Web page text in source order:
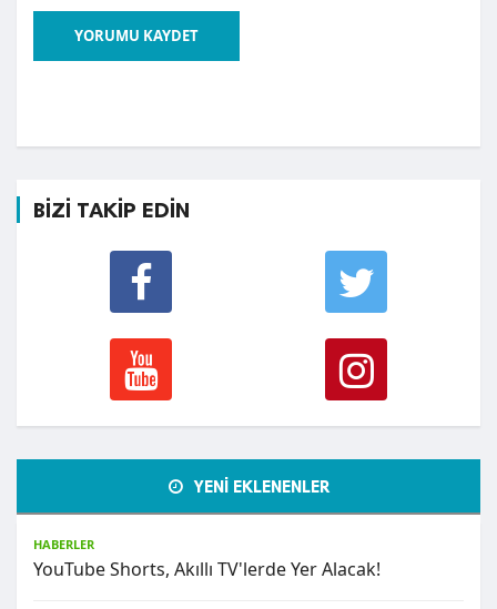
YORUMU KAYDET
BİZİ TAKİP EDİN
YENİ EKLENENLER
HABERLER
YouTube Shorts, Akıllı TV'lerde Yer Alacak!